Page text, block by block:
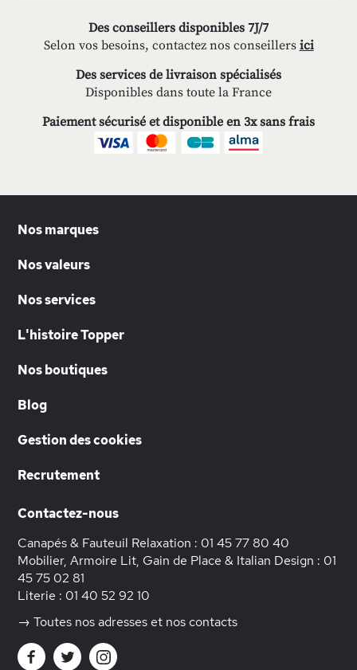
Des conseillers disponibles 7J/7
Selon vos besoins, contactez nos conseillers ici
Des services de livraison spécialisés
Disponibles dans toute la France
Paiement sécurisé et disponible en 3x sans frais
Nos marques
Nos valeurs
Nos services
L'histoire Topper
Nos boutiques
Blog
Gestion des cookies
Recrutement
Contactez-nous
Canapés & Fauteuil Relaxation : 01 45 77 80 40
Mobilier, Armoire Lit, Gain de Place & Italian Design : 01
45 75 02 81
Literie : 01 40 52 92 10
→ Toutes nos adresses et nos contacts